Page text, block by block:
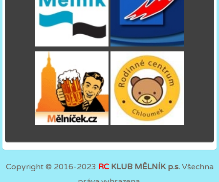
Copyright © 2016-2023 RC KLUB MĚLNÍK p.s.Všechna